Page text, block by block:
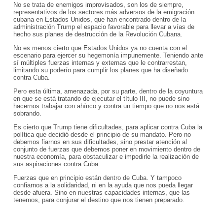
No se trata de enemigos improvisados, son los de siempre,
representativos de los sectores más adversos de la emigración
cubana en Estados Unidos, que han encontrado dentro de la
administración Trump el espacio favorable para llevar a vías de
hecho sus planes de destrucción de la Revolución Cubana.
No es menos cierto que Estados Unidos ya no cuenta con el
escenario para ejercer su hegemonía impunemente. Teniendo ante
sí múltiples fuerzas internas y externas que le contrarrestan,
limitando su poderío para cumplir los planes que ha diseñado
contra Cuba.
Pero esta última, amenazada, por su parte, dentro de la coyuntura
en que se está tratando de ejecutar el título III, no puede sino
hacernos trabajar con ahínco y contra un tiempo que no nos está
sobrando.
Es cierto que Trump tiene dificultades, para aplicar contra Cuba la
política que decidió desde el principio de su mandato. Pero no
debemos fiarnos en sus dificultades, sino prestar atención al
conjunto de fuerzas que debemos poner en movimiento dentro de
nuestra economía, para obstaculizar e impedirle la realización de
sus aspiraciones contra Cuba.
Fuerzas que en principio están dentro de Cuba. Y tampoco
confiarnos a la solidaridad, ni en la ayuda que nos pueda llegar
desde afuera. Sino en nuestras capacidades internas, que las
tenemos, para conjurar el destino que nos tienen preparado.